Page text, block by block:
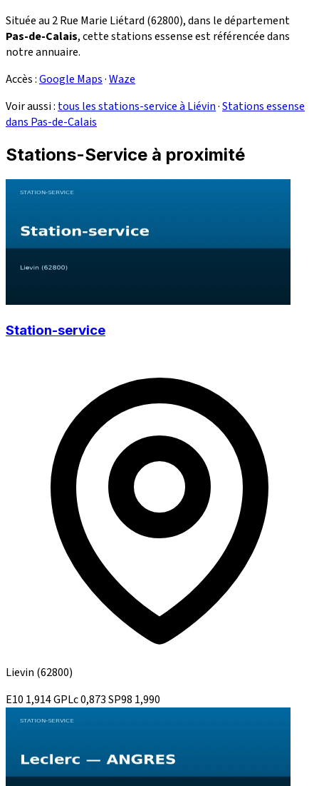
Située au 2 Rue Marie Liétard (62800), dans le département
Pas-de-Calais, cette stations essense est référencée dans
notre annuaire.
Accès :Google Maps·Waze
Voir aussi : tous les stations-service à Liévin·Stations essense
dans Pas-de-Calais
Stations-Service à proximité
Station-service
Lievin (62800)
E10 1,914GPLc0,873SP98 1,990